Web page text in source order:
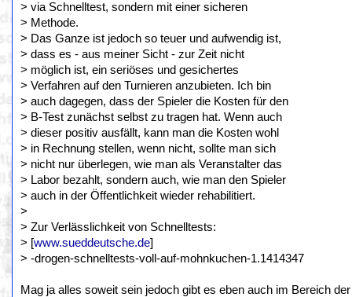
> via Schnelltest, sondern mit einer sicheren
> Methode.
> Das Ganze ist jedoch so teuer und aufwendig ist,
> dass es - aus meiner Sicht - zur Zeit nicht
> möglich ist, ein seriöses und gesichertes
> Verfahren auf den Turnieren anzubieten. Ich bin
> auch dagegen, dass der Spieler die Kosten für den
> B-Test zunächst selbst zu tragen hat. Wenn auch
> dieser positiv ausfällt, kann man die Kosten wohl
> in Rechnung stellen, wenn nicht, sollte man sich
> nicht nur überlegen, wie man als Veranstalter das
> Labor bezahlt, sondern auch, wie man den Spieler
> auch in der Öffentlichkeit wieder rehabilitiert.
>
> Zur Verlässlichkeit von Schnelltests:
> [www.sueddeutsche.de]
> -drogen-schnelltests-voll-auf-mohnkuchen-1.1414347
Mag ja alles soweit sein jedoch gibt es eben auch im Bereich